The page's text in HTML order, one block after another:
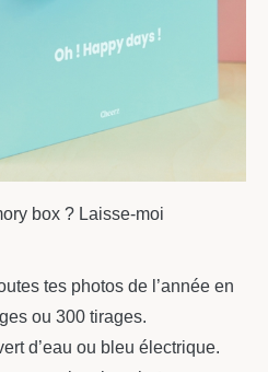
box ? Laisse-moi
tes photos de l’année en
ou 300 tirages.
d’eau ou bleu électrique.